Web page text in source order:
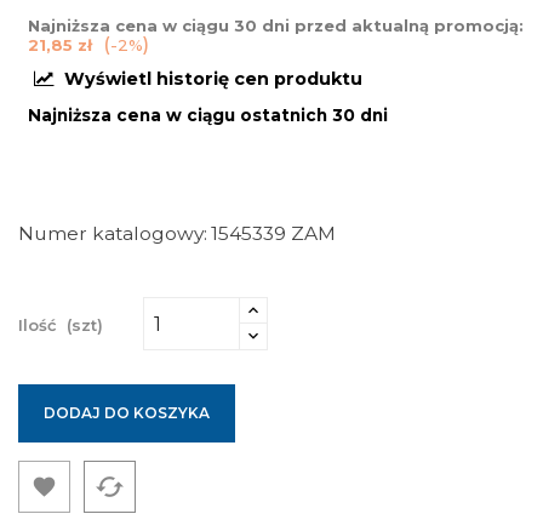
Najniższa cena w ciągu 30 dni przed aktualną promocją:
21,85 zł
-2%
Wyświetl historię cen produktu
Najniższa cena w ciągu ostatnich 30 dni
Numer katalogowy 1545339 ZAM
Ilość (szt)
DODAJ DO KOSZYKA
 cached